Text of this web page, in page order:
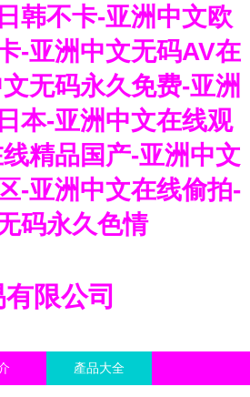
韩不卡-亚洲中文欧
-亚洲中文无码AV在
无码永久免费-亚洲
本-亚洲中文在线观
精品国产-亚洲中文
-亚洲中文在线偷拍-
码永久色情
限公司
產品大全